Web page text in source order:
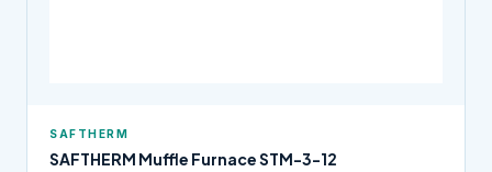
SAFTHERM
SAFTHERM Muffle Furnace STM-3-12